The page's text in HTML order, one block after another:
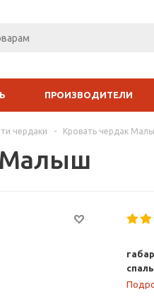
ПРОИЗВОДИТЕЛИ
чердаки - Кровать чердак
Малыш